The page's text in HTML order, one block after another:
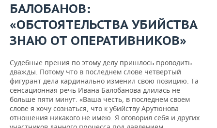
БАЛОБАНОВ:
«ОБСТОЯТЕЛЬСТВА УБИЙСТВА
ЗНАЮ ОТ ОПЕРАТИВНИКОВ»
Судебные прения по этому делу пришлось проводить
дважды. Потому что в последнем слове четвертый
фигурант дела кардинально изменил свою позицию. Та
сенсационная речь Ивана Балобанова длилась не
больше пяти минут. «Ваша честь, в последнем своем
слове я хочу сознаться, что к убийству Арутюнова
отношения никакого не имею. Я оговорил себя и других